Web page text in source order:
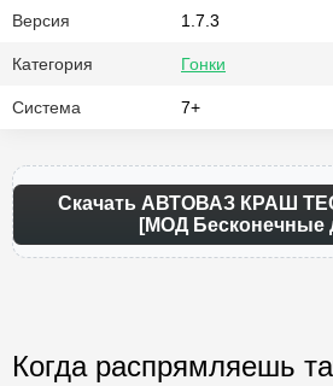
Версия 1.7.3
Категория Гонки
Система 7+
Скачать АВТОВАЗ КРАШ
[МОД Бесконечные
Когда распрямляешь